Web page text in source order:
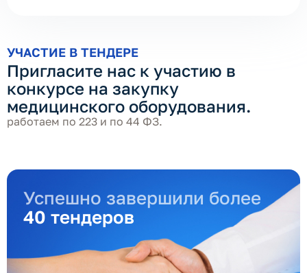
УЧАСТИЕ В ТЕНДЕРЕ
Пригласите нас к участию в
конкурсе на закупку
медицинского оборудования.
работаем по 223 и по 44 ФЗ.
Успешно завершили более
40 тендеров